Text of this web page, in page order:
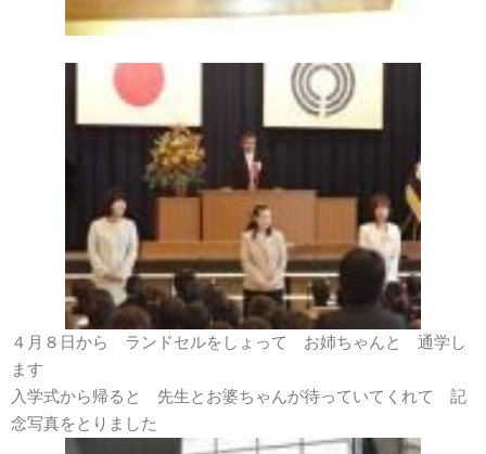
４月８日から ランドセルをしょって お姉ちゃんと 通学し
ます
入学式から帰ると 先生とお婆ちゃんが待っていてくれて 記
念写真をとりました